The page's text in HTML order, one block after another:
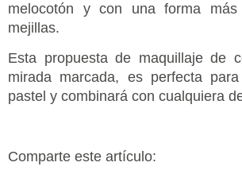
melocotón y con una forma más
mejillas.
Esta propuesta de maquillaje de
mirada marcada, es perfecta
pastel y combinará con cualquiera
Comparte este artículo: